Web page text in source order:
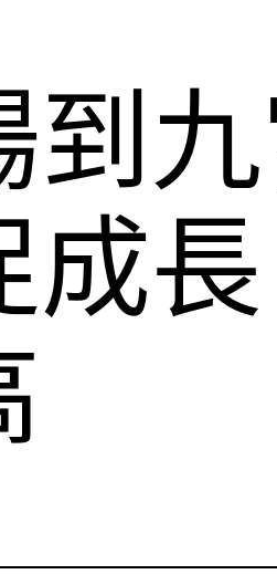
到
成